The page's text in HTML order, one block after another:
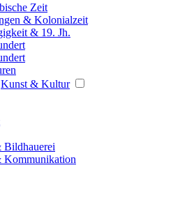
Zeit
& Kolonialzeit
& 19. Jh.
Kunst & Kultur
Bildhauerei
Kommunikation